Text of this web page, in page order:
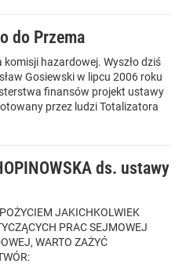
do Przema
komisji hazardowej. Wyszło dziś
Gosiewski w lipcu 2006 roku
finansów projekt ustawy
przez ludzi Totalizatora
ds. ustawy
JAKICHKOLWIEK
PRAC SEJMOWEJ
WARTO ZAŻYĆ